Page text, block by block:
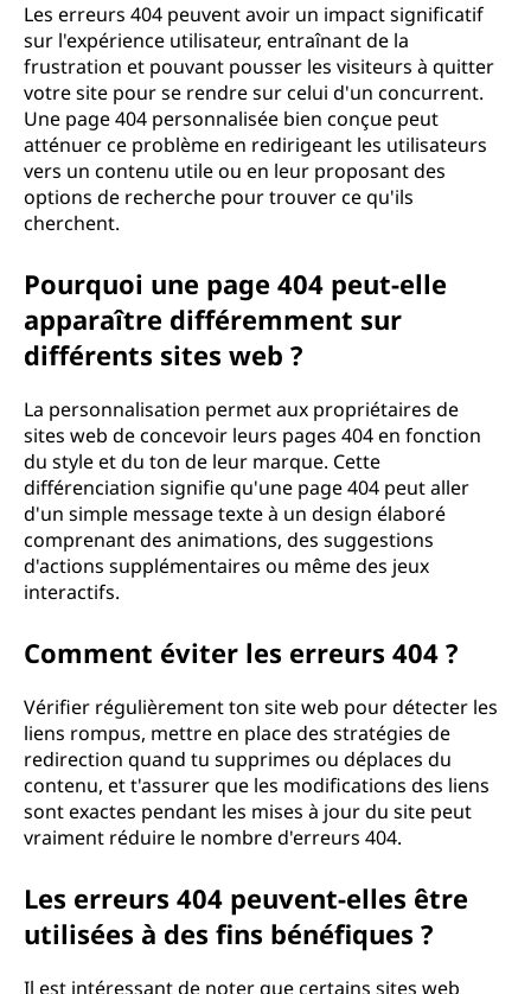
Les erreurs 404 peuvent avoir un impact significatif
sur l'expérience utilisateur, entraînant de la
frustration et pouvant pousser les visiteurs à quitter
votre site pour se rendre sur celui d'un concurrent.
Une page 404 personnalisée bien conçue peut
atténuer ce problème en redirigeant les utilisateurs
vers un contenu utile ou en leur proposant des
options de recherche pour trouver ce qu'ils
cherchent.
Pourquoi une page 404 peut-elle
apparaître différemment sur
différents sites web ?
La personnalisation permet aux propriétaires de
sites web de concevoir leurs pages 404 en fonction
du style et du ton de leur marque. Cette
différenciation signifie qu'une page 404 peut aller
d'un simple message texte à un design élaboré
comprenant des animations, des suggestions
d'actions supplémentaires ou même des jeux
interactifs.
Comment éviter les erreurs 404 ?
Vérifier régulièrement ton site web pour détecter les
liens rompus, mettre en place des stratégies de
redirection quand tu supprimes ou déplaces du
contenu, et t'assurer que les modifications des liens
sont exactes pendant les mises à jour du site peut
vraiment réduire le nombre d'erreurs 404.
Les erreurs 404 peuvent-elles être
utilisées à des fins bénéfiques ?
Il est intéressant de noter que certains sites web